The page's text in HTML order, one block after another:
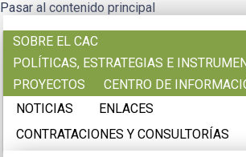
Pasar al contenido principal
SOBRE EL CAC
POLÍTICAS, ESTRATEGIAS E
PROYECTOS
CENTRO DE
NOTICIAS
ENLACES
CONTRATACIONES Y CONSULTORÍAS